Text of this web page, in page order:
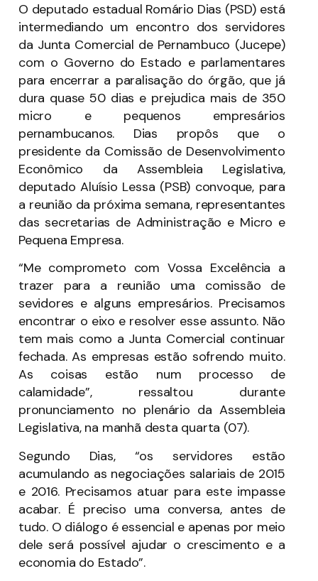
O deputado estadual Romário Dias (PSD) está
intermediando um encontro dos servidores
da Junta Comercial de Pernambuco (Jucepe)
com o Governo do Estado e parlamentares
para encerrar a paralisação do órgão, que já
dura quase 50 dias e prejudica mais de 350
micro e pequenos empresários
pernambucanos. Dias propôs que o
presidente da Comissão de Desenvolvimento
Econômico da Assembleia Legislativa,
deputado Aluísio Lessa (PSB) convoque, para
a reunião da próxima semana, representantes
das secretarias de Administração e Micro e
Pequena Empresa.
“Me comprometo com Vossa Excelência a
trazer para a reunião uma comissão de
sevidores e alguns empresários. Precisamos
encontrar o eixo e resolver esse assunto. Não
tem mais como a Junta Comercial continuar
fechada. As empresas estão sofrendo muito.
As coisas estão num processo de
calamidade”, ressaltou durante
pronunciamento no plenário da Assembleia
Legislativa, na manhã desta quarta (07).
Segundo Dias, “os servidores estão
acumulando as negociações salariais de 2015
e 2016. Precisamos atuar para este impasse
acabar. É preciso uma conversa, antes de
tudo. O diálogo é essencial e apenas por meio
dele será possível ajudar o crescimento e a
economia do Estado”.